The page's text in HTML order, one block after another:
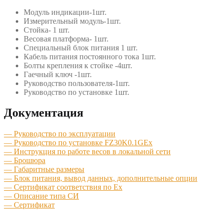
Модуль индикации-1шт.
Измерительный модуль-1шт.
Стойка- 1 шт.
Весовая платформа- 1шт.
Специальный блок питания 1 шт.
Кабель питания постоянного тока 1шт.
Болты крепления к стойке -4шт.
Гаечный ключ -1шт.
Руководство пользователя-1шт.
Руководство по установке 1шт.
Документация
— Руководство по эксплуатации
— Руководство по установке FZ30K0.1GEx
— Инструкция по работе весов в локальной сети
— Брошюра
— Габаритные размеры
— Блок питания, вывод данных, дополнительные опции
— Сертификат соответствия по Ex
— Описание типа СИ
— Сертификат